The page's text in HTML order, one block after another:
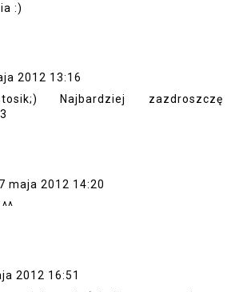
:)
2012 13:16
Najbardziej zazdroszczę
maja 2012 14:20
2012 16:51